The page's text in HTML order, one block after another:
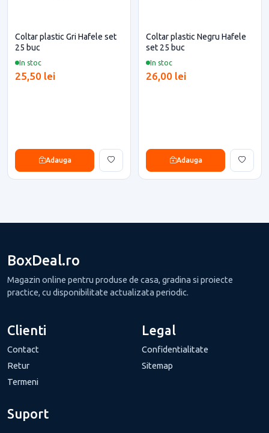
In stoc
Coltar plastic Gri Hafele set
25 buc
25,50 lei
Adauga
In stoc
Coltar plastic Negru Hafele
set 25 buc
26,00 lei
Adauga
BoxDeal.ro
Magazin online pentru produse de casa, gradina si proiecte
practice, cu disponibilitate actualizata periodic.
Clienti
Contact
Retur
Termeni
Legal
Confidentialitate
Sitemap
Suport